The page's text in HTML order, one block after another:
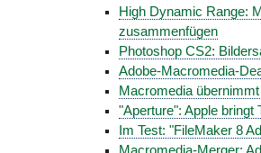
High Dynamic Range:
zusammenfügen
Photoshop CS2:
Adobe-Macromedia-
Macromedia
"Aperture": Apple bringt
Im Test: "FileMaker 8